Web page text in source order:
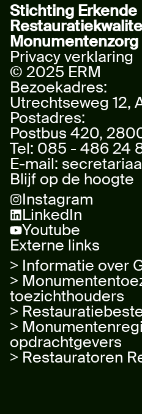
Stichting Erkende
Monumentenzorg
Privacy verklaring
© 2025 ERM
Bezoekadres:
Utrechtseweg 12,
Postadres:
Postbus 420,
Tel: 085 - 486 24
E-mail:
Blijf op de hoogte
Instagram
LinkedIn
Youtube
Externe links
> Informatie over
>
toezichthouders
>
>
opdrachtgevers
> Restauratoren